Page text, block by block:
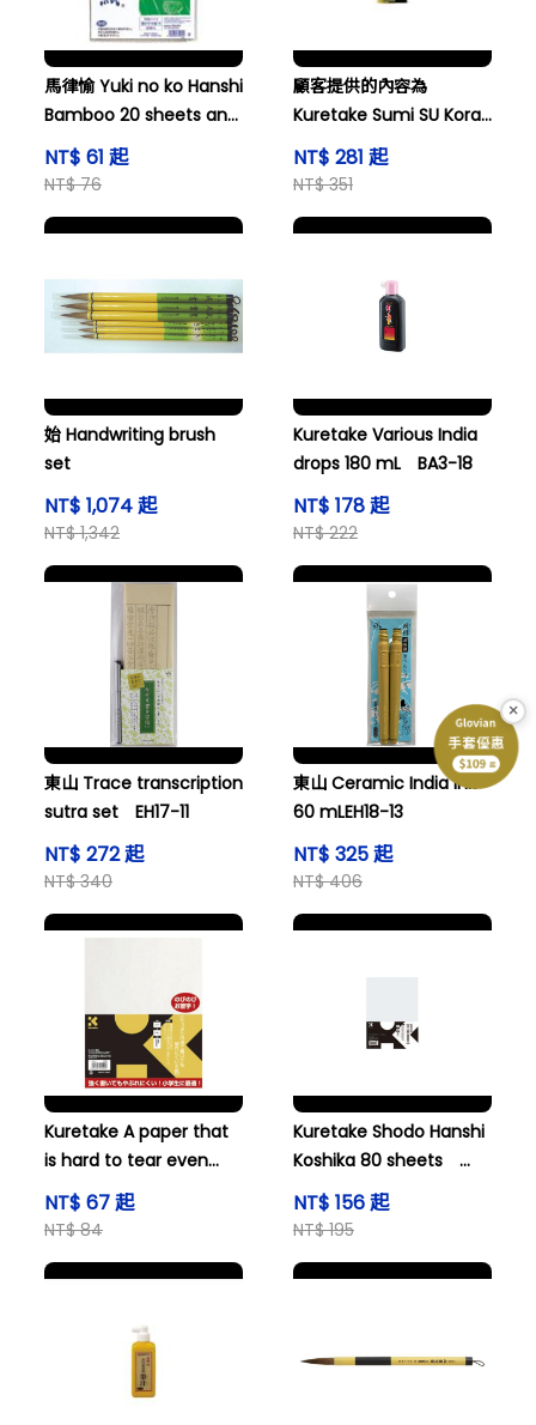
馬律愉 Yuki no ko Hanshi
Bamboo 20 sheets and
others
NT$ 61 起
NT$ 76
顧客提供的內容為
Kuretake Sumi SU Koran
and others
NT$ 281 起
NT$ 351
始 Handwriting brush
set
NT$ 1,074 起
NT$ 1,342
Kuretake Various India
drops 180 mL BA3-18
NT$ 178 起
NT$ 222
東山 Trace transcription
sutra set EH17-11
NT$ 272 起
NT$ 340
東山 Ceramic India ink
60 mLEH18-13
NT$ 325 起
NT$ 406
Kuretake A paper that
is hard to tear even
when written with
plenty of liquid LA3-5
NT$ 67 起
NT$ 84
Kuretake Shodo Hanshi
Koshika 80 sheets
LA6-1
NT$ 156 起
NT$ 195
×